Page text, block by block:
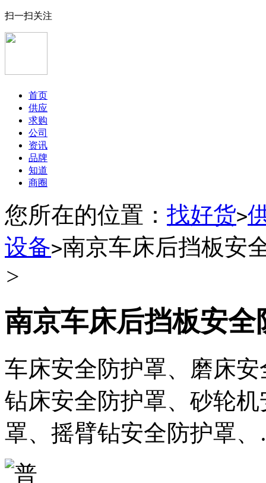
扫一扫关注
首页
供应
求购
公司
资讯
品牌
知道
商圈
您所在的位置： 找好货>
设备>南京车床后挡板安
>
南京车床后挡板安全
车床安全防护罩、磨床
钻床安全防护罩、砂轮
罩、摇臂钻安全防护罩